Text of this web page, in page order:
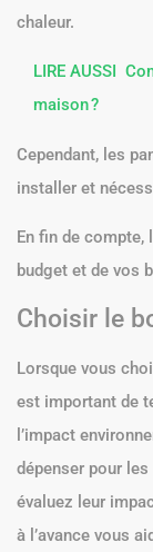
chaleur.
LIRE AUSSI
maison ?
Cependant, les
installer et
En fin de
budget et de vos
Choisir le
Lorsque vous
est important de
l’impact
dépenser pour
évaluez leur
à l’avance vous